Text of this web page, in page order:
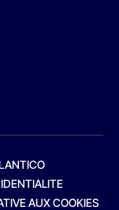
AUX COOKIES